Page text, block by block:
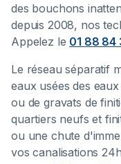
des bouchons
depuis 2008, nos
Appelez le 01 88 84
Le réseau séparatif
eaux usées des
ou de gravats de
quartiers neufs et
ou une chute
vos canalisations